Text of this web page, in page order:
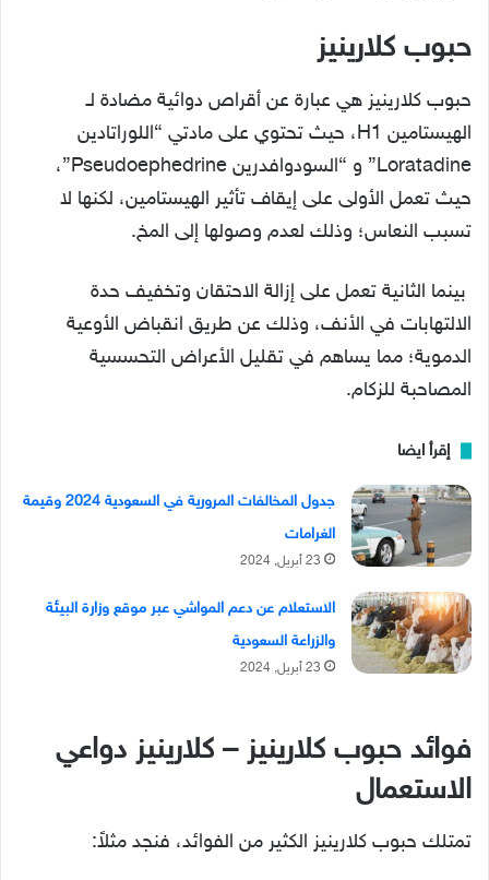
حبوب كلارينيز
حبوب كلارينيز هي عبارة عن أقراص دوائية مضادة لـ
الهيستامين H1، حيث تحتوي على مادتي “اللوراتادين
Loratadine” و “السودوافدرين Pseudoephedrine”،
حيث تعمل الأولى على إيقاف تأثير الهيستامين، لكنها لا
تسبب النعاس؛ وذلك لعدم وصولها إلى المخ.
بينما الثانية تعمل على إزالة الاحتقان وتخفيف حدة
الالتهابات في الأنف، وذلك عن طريق انقباض الأوعية
الدموية؛ مما يساهم في تقليل الأعراض التحسسية
المصاحبة للزكام.
إقرأ ايضا
جدول المخالفات المرورية في السعودية 2024 وقيمة
الغرامات
23 أبريل, 2024
الاستعلام عن دعم المواشي عبر موقع وزارة البيئة
والزراعة السعودية
23 أبريل, 2024
فوائد حبوب كلارينيز – كلارينيز دواعي
الاستعمال
تمتلك حبوب كلارينيز الكثير من الفوائد، فنجد مثلاً: